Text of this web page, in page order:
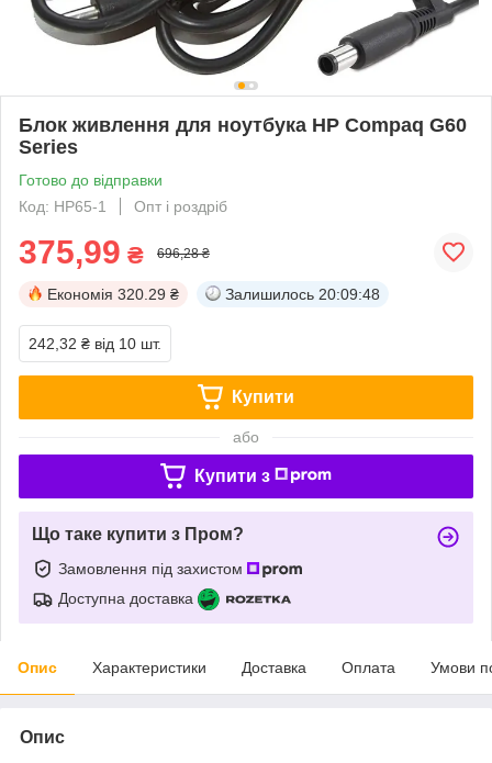
Блок живлення для ноутбука HP Compaq G60
Series
Готово до відправки
Код: НР65-1
Опт і роздріб
375,99 ₴ 696,28 ₴
Економія 320.29 ₴ Залишилось 20:09:48
242,32 ₴ від 10 шт.
Купити
або
Купити з
Що таке купити з Пром?
Замовлення під захистом
Доступна доставка
Опис Характеристики Доставка Оплата Умови
Опис